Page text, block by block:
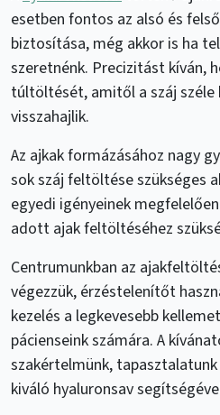
esetben fontos az alsó és
biztosítása, még akkor is ha
szeretnénk. Precizitást kíván,
túltöltését, amitől a száj széle
visszahajlik.
Az ajkak formázásához nagy
sok száj feltöltése szükséges
egyedi igényeinek
adott ajak feltöltéséhez
Centrumunkban az
végezzük, érzéstelenítőt
kezelés a legkevesebb
pácienseink számára. A
szakértelmünk,
kiváló hyaluronsav